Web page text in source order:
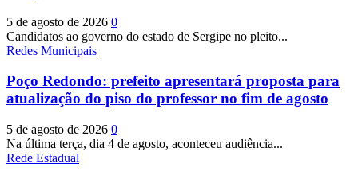
5 de agosto de 2026 0
Candidatos ao governo do estado de Sergipe no pleito...
Redes Municipais
Poço Redondo: prefeito apresentará proposta para
atualização do piso do professor no fim de agosto
5 de agosto de 2026 0
Na última terça, dia 4 de agosto, aconteceu audiência...
Rede Estadual